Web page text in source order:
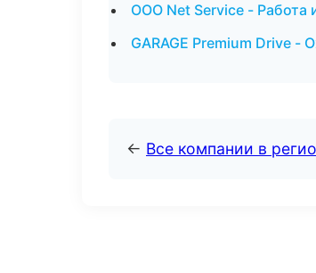
ООО Net Service - Работа
GARAGE Premium Drive -
← Все компании в